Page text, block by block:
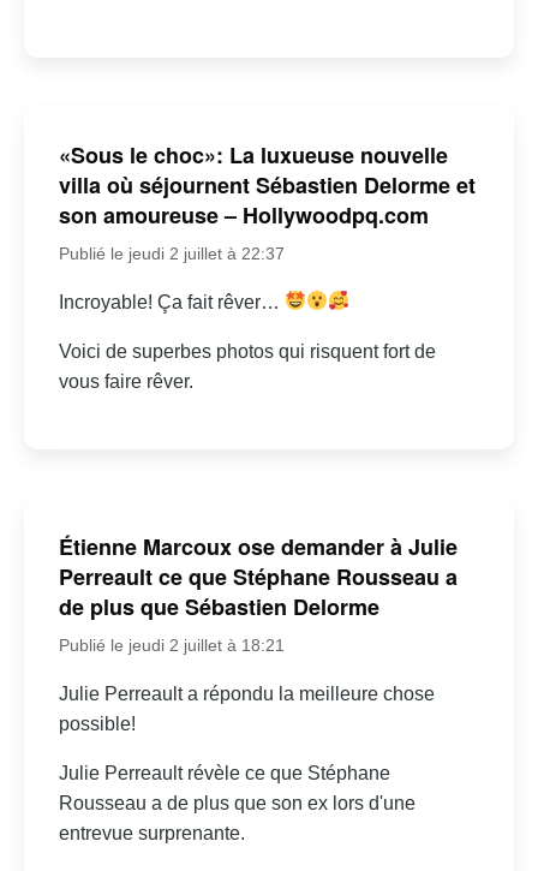
«Sous le choc»: La luxueuse nouvelle
villa où séjournent Sébastien Delorme et
son amoureuse – Hollywoodpq.com
Publié le jeudi 2 juillet à 22:37
Incroyable! Ça fait rêver…
Voici de superbes photos qui risquent fort de
vous faire rêver.
Étienne Marcoux ose demander à Julie
Perreault ce que Stéphane Rousseau a
de plus que Sébastien Delorme
Publié le jeudi 2 juillet à 18:21
Julie Perreault a répondu la meilleure chose
possible!
Julie Perreault révèle ce que Stéphane
Rousseau a de plus que son ex lors d'une
entrevue surprenante.